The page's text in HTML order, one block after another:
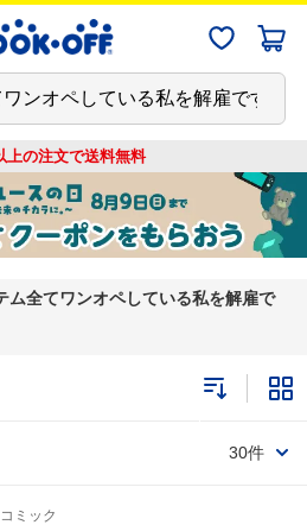
上の注文で送料無料
ム全てワンオペしている私を解雇で
30件
コミック